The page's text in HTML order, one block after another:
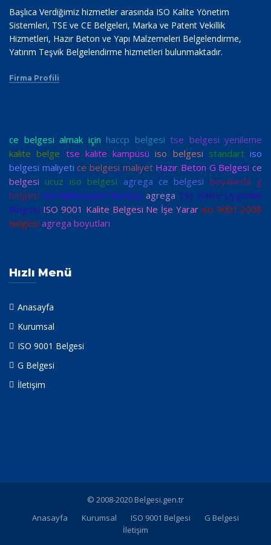
Başlıca Verdiğimiz hizmetler arasında ISO Kalite Yönetim
Sistemleri, TSE ve CE Belgeleri, Marka ve Patent Vekillik
Hizmetleri, Hazır Beton ve Yapı Malzemeleri Belgelendirme,
Yatırım Teşvik Belgelendirme hizmetleri bulunmaktadır.
Firma Profili
ce belgesi almak için haccp belgesi tse belgesi yenileme
kalite belge tse kalite kampüsü iso belgesi standart iso
belgesi maliyeti ce belgesi maliyet Hazır Beton G Belgesi ce
belgesi ucuz iso belgesi agrega ce belgesi boyalarda g
belgesi tse kalibrasyon merkezi agrega TSE Kalite Uygunluk
Belgesi ISO 9001 Kalite Belgesi Ne İşe Yarar iso 9001:2008
belgesi agrega boyutları
Hızlı Menü
Anasayfa
Kurumsal
ISO 9001 Belgesi
G Belgesi
İletişim
© 2008-2020 Belgesi.gen.tr
Anasayfa
Kurumsal ISO 9001 Belgesi
G Belgesi
İletişim